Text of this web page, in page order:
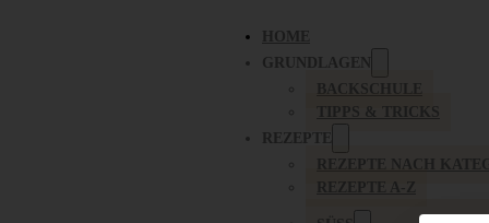
HOME
GRUNDLAGEN
BACKSCHULE
TIPPS & TRICKS
REZEPTE
REZEPTE NACH
REZEPTE A-Z